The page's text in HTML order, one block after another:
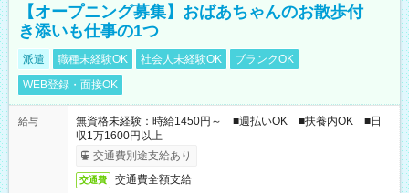
【オープニング募集】おばあちゃんのお散歩付
き添いも仕事の1つ
派遣 職種未経験OK 社会人未経験OK
ブランクOK
WEB登録・面接OK
給与
無資格未経験：時給1450円～ ■週払いOK ■扶養内OK ■日
収1万1600円以上
交通費別途支給あり
交通費 交通費全額支給